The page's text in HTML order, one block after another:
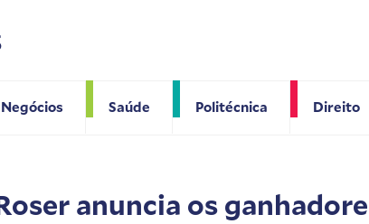
Saúde Politécnica Direito
anuncia os